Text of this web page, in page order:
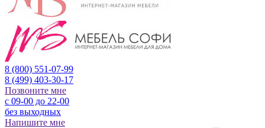
8 (800) 551-07-99
8 (499) 403-30-17
Позвоните мне
с 09-00 до 22-00
без выходных
Напишите мне